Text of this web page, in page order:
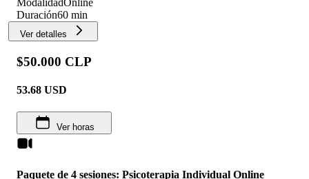
ModalidadOnline
Duración60 min
Ver detalles
$50.000 CLP
53.68 USD
Ver horas
Paquete de 4 sesiones: Psicoterapia Individual Online